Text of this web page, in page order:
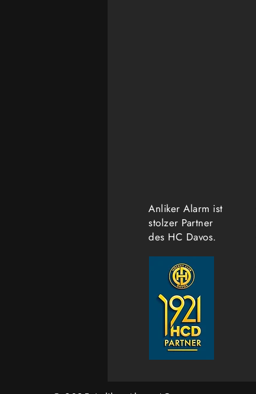
Anliker Alarm ist
stolzer Partner
des HC Davos.